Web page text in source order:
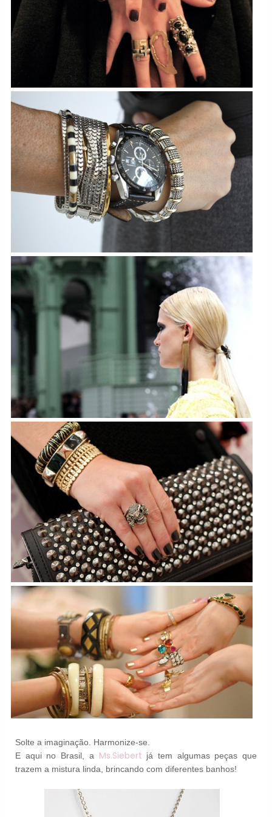
Solte a imaginação. Harmonize-se.
E aqui no Brasil, a Ms.Siebert já tem algumas peças que
trazem a mistura linda, brincando com diferentes banhos!